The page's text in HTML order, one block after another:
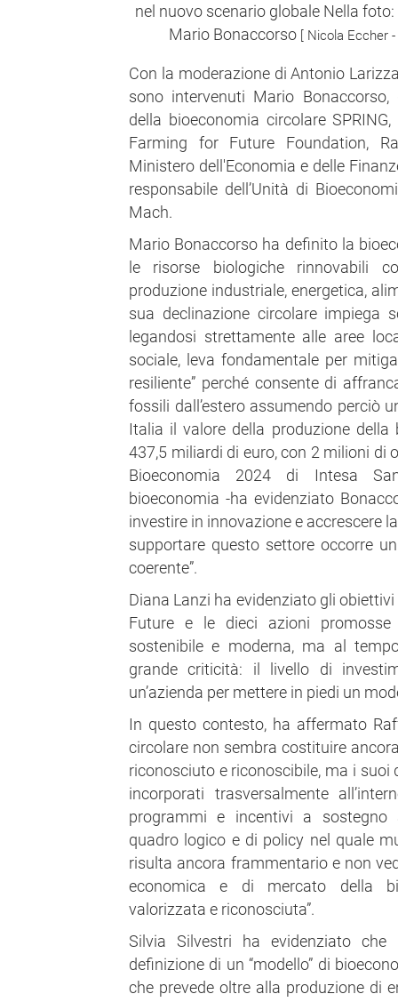
nel nuovo scenario globale Nella
Mario Bonaccorso [ Nicola Eccher
Con la moderazione di Antonio
sono intervenuti Mario
della bioeconomia circolare
Farming for Future Foundation,
Ministero dell'Economia e delle
responsabile dell’Unità di
Mach.
Mario Bonaccorso ha definito la
le risorse biologiche rinnovabili
produzione industriale, energetica,
sua declinazione circolare impiega
legandosi strettamente alle aree
sociale, leva fondamentale per
resiliente” perché consente di
fossili dall’estero assumendo perciò
Italia il valore della produzione
437,5 miliardi di euro, con 2 milioni di
Bioeconomia 2024 di Intesa
bioeconomia -ha evidenziato
investire in innovazione e accrescere
supportare questo settore occorre
coerente”.
Diana Lanzi ha evidenziato gli
Future e le dieci azioni promosse
sostenibile e moderna, ma al
grande criticità: il livello di
un’azienda per mettere in piedi un
In questo contesto, ha affermato
circolare non sembra costituire
riconosciuto e riconoscibile, ma i
incorporati trasversalmente
programmi e incentivi a sostegno
quadro logico e di policy nel quale
risulta ancora frammentario e non
economica e di mercato della
valorizzata e riconosciuta”.
Silvia Silvestri ha evidenziato
definizione di un “modello” di
che prevede oltre alla produzione di